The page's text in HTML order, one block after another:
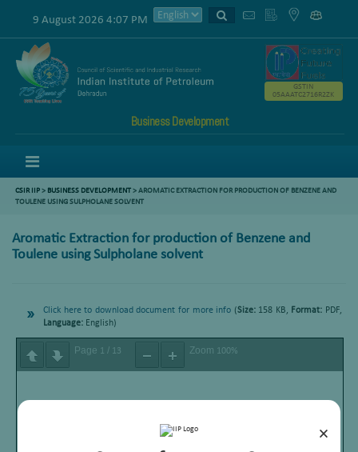
×
9 August 2026 4:07 PM
Business Development
GSTIN
05AAATC2716R2ZK
CSIR IIP> BUSINESS DEVELOPMENT> AROMATIC EXTRACTION FOR PRODUCTION OF BENZENE AND
TOULENE USING SULPHOLANE SOLVENT
Aromatic Extraction for production of Benzene and
Toulene using Sulpholane solvent
Click here to download document for more info (Size:158 KB, Format: PDF,
Language: English)
Page 1 / 13 Zoom 100%